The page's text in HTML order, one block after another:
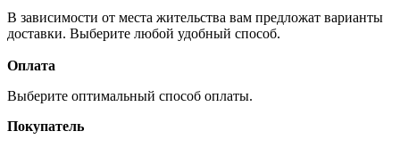
В зависимости от места жительства вам предложат варианты
доставки. Выберите любой удобный способ.
Оплата
Выберите оптимальный способ оплаты.
Покупатель